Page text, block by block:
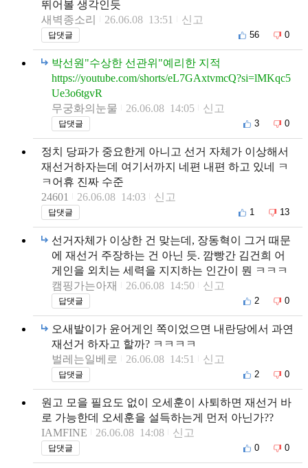
뛰어볼 생각인듯
새벽종소리
26.06.08 13:51 신고
답댓글 56 0
박선원"수상한 선관위"예리한 지적
https://youtube.com/shorts/eL7GAxtvmcQ?si=lMKqc5
Ue3o6tgvR
무궁화의눈물
26.06.08 14:05 신고
답댓글 3 0
정치 당파가 중요한게 아니고 선거 자체가 이상해서
재선거하자는데 여기서까지 네편 내편 하고 있네 ㅋ
ㅋ어휴 진짜 수준
24601
26.06.08 14:03 신고
답댓글 1 13
선거자체가 이상한 건 맞는데, 장동혁이 그거 때문
에 재선거 주장하는 건 아닌 듯. 깜빵간 김건희 어
게인을 외치는 세력을 지지하는 인간이 뭔 ㅋㅋㅋ
캠핑가는아재
26.06.08 14:50 신고
답댓글 2 0
오새발이가 윤어게인 쪽이었으면 내란당에서 과연
재선거 하자고 할까? ㅋㅋㅋㅋ
벌레는일베로
26.06.08 14:51 신고
답댓글 2 0
원고 모을 필요도 없이 오세훈이 사퇴하면 재선거 바
로 가능한데 오세훈을 설득하는게 먼저 아닌가??
IAMFINE
26.06.08 14:08 신고
답댓글 0 0